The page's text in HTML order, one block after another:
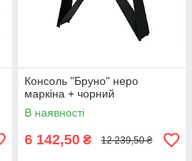
Консоль "Бруно" неро
маркіна + чорний
В наявності
6 142,50 ₴ 12 239,50 ₴